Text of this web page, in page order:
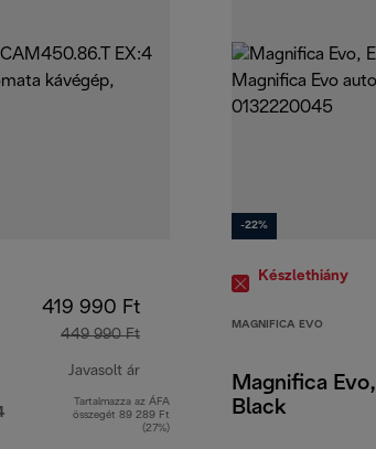
419 990 Ft
449 990 Ft
Javasolt ár
eredeti ár 449 990 Ft
Tartalmazza az ÁFA
összegét 89 289 Ft
(27%)
-22%
Készlethiány
MAGNIFICA EVO
Magnifica Evo,
Black